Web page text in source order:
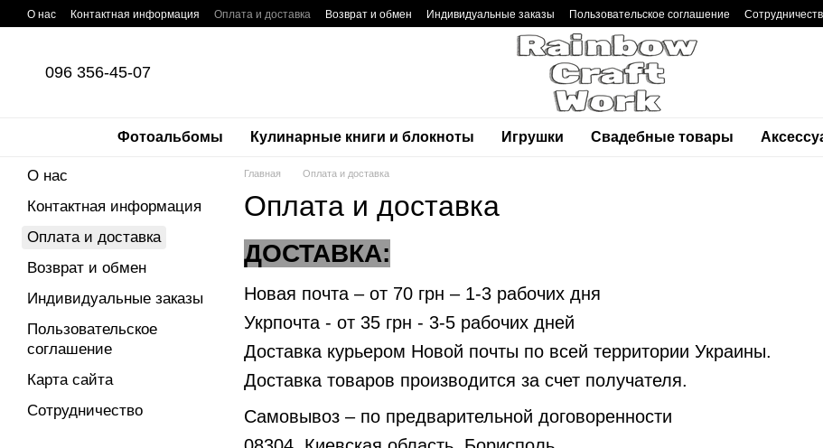
Перейти к основному контенту
О нас Контактная информация Оплата и доставка Возврат и обмен Индивидуальные заказы Пользовательское соглашение
096 356-45-07
Фотоальбомы Кулинарные книги и блокноты Игрушки Свадебные товары
Главная Оплата и доставка
Оплата и доставка
ДОСТАВКА:
Новая почта – от 70 грн – 1-3 рабочих дня
Укрпочта - от 35 грн - 3-5 рабочих дней
Доставка курьером Новой почты по всей территории Украины.
Доставка товаров производится за счет получателя.
Самовывоз – по предварительной договоренности
О нас
Контактная информация
Оплата и доставка
Возврат и обмен
Индивидуальные заказы
Пользовательское
соглашение
Карта сайта
Сотрудничество